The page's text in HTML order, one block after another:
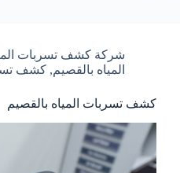
شركة كشف تسربات
المياه بالقصيم, كشف
كشف تسربات المياه بالقصيم